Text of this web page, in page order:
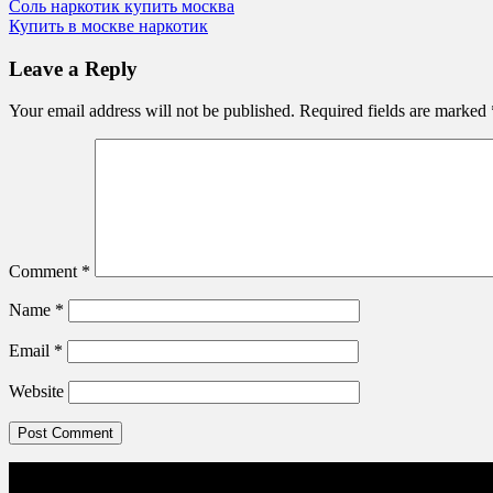
Post
navigation
Соль наркотик купить москва
Купить в москве наркотик
Leave a Reply
Your email address will not be published. Required fields are marked
Comment *
Name *
Email *
Website